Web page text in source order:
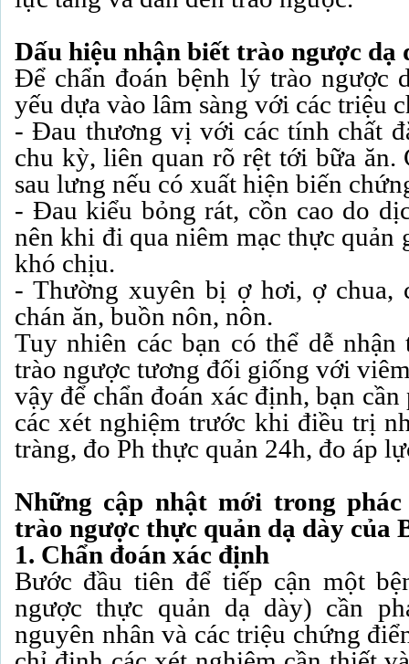
Dấu hiệu nhận biết trào ngược dạ
Để chẩn đoán bệnh lý trào ngược
yếu dựa vào lâm sàng với các triệu
- Đau thương vị với các tính chất
chu kỳ, liên quan rõ rệt tới bữa ăn.
sau lưng nếu có xuất hiện biến
- Đau kiểu bỏng rát, cồn cao do
nên khi đi qua niêm mạc thực quản
khó chịu.
- Thường xuyên bị ợ hơi, ợ chua,
chán ăn, buồn nôn, nôn.
Tuy nhiên các bạn có thể dễ nhận
trào ngược tương đối giống với
vậy để chẩn đoán xác định, bạn
các xét nghiệm trước khi điều trị
tràng, đo Ph thực quản 24h, đo áp
Những cập nhật mới trong
trào ngược thực quản dạ dày của
1. Chẩn đoán xác định
Bước đầu tiên để tiếp cận một
ngược thực quản dạ dày) cần
nguyên nhân và các triệu chứng